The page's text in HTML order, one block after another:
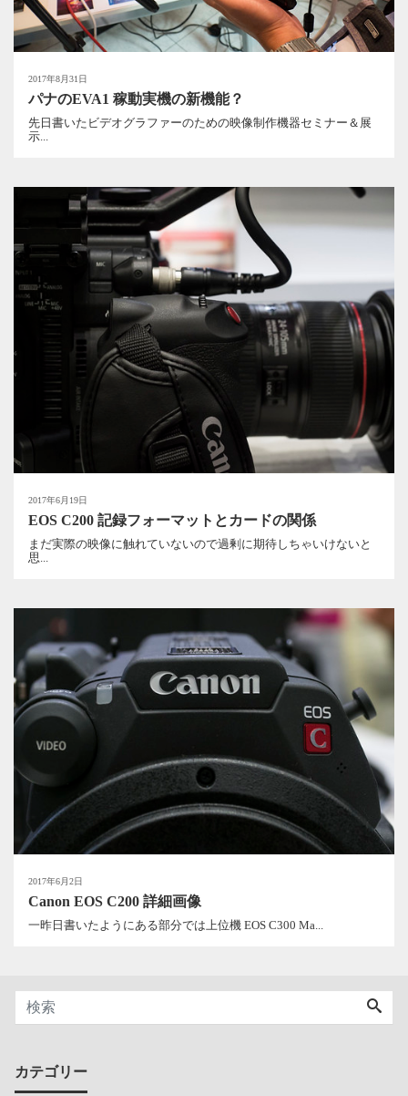
2017年8月31日
パナのEVA1 稼動実機の新機能？
先日書いたビデオグラファーのための映像制作機器セミナー＆展
示...
2017年6月19日
EOS C200 記録フォーマットとカードの関係
まだ実際の映像に触れていないので過剰に期待しちゃいけないと
思...
2017年6月2日
Canon EOS C200 詳細画像
一昨日書いたようにある部分では上位機 EOS C300 Ma...
カテゴリー